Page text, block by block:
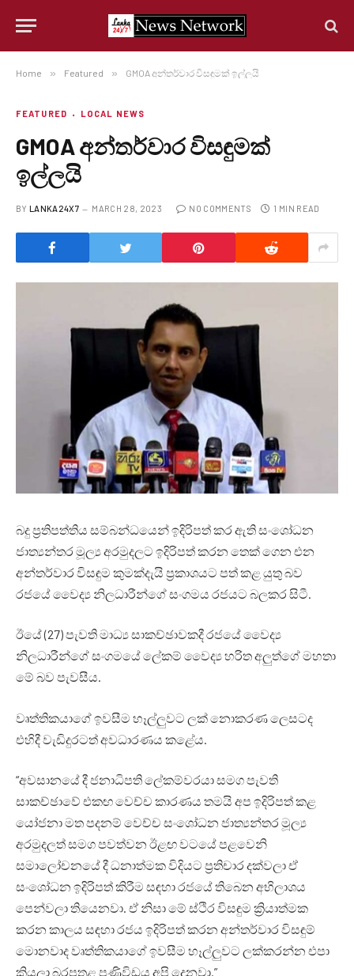
Home » Featured » GMOA අන්තර්වාර විසඳුමක් ඉල්ලයි
FEATURED LOCAL NEWS
GMOA අන්තර්වාර විසඳුමක්
ඉල්ලයි
BY LANKA24X7 MARCH 28, 2023 NO COMMENTS 1 MIN READ
බදු ප්‍රතිපත්තිය සම්බන්ධයෙන් ඉදිරිපත් කර ඇති සංශෝධන
ජාත්‍යන්තර මූල්‍ය අරමුදලට ඉදිරිපත් කරන තෙක් ගෙන එන
අන්තර්වාර විසඳුම කුමක්දැයි ප්‍රකාශයට පත් කළ යුතු බව
රජයේ වෛද්‍ය නිලධාරීන්ගේ සංගමය රජයට බලකර සිටී.
ඊයේ (27) පැවති මාධ්‍ය සාකච්ඡාවකදී රජයේ වෛද්‍ය
නිලධාරීන්ගේ සංගමයේ ලේකම් වෛද්‍ය හරිත අලුත්ගේ මහතා
මේ බව පැවසීය.
වෘත්තිකයාගේ ඉවසීම හෑල්ලුවට ලක් නොකරණ ලෙසටද
එහිදී වැඩිදුරටත් අවධාරණය කළේය.
“අවසානයේ දී ජනාධිපති ලේකම්වරයා සමග පැවති
සාකච්ඡාවේ එකඟ වෙච්ච කාරණය තමයි අප ඉදිරිපත් කළ
යෝජනා මත පදනම් වෙච්ච සංශෝධන ජාත්‍යන්තර මූල්‍ය
අරමුදලත් සමග පවත්වන ඊළඟ වටයේ පළවෙනි
සමාලෝචනයේ දී ධනාත්මක විදියට ප්‍රතිචාර දක්වලා ඒ
සංශෝධන ඉදිරිපත් කිරීම සඳහා රජයේ තිබෙන අභිලාශය
පෙන්වලා තියෙනවා. ඒ නිසා මේ ස්ථිර විසඳුම ක්‍රියාත්මක
කරන කාලය සඳහා රජය ඉදිරිපත් කරන අන්තර්වාර විසඳුම්
මොනවාද වෘත්තිකයාගේ ඉවසීම හෑල්ලුවට ලක්කරන්න එපා
කියලා බරපතළ පණිවිඩය අපි දෙනවා.”